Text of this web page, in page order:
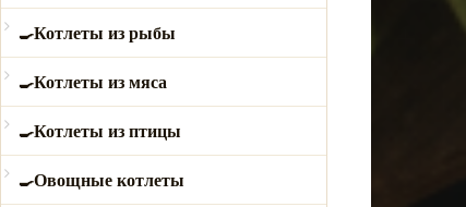
Котлеты из рыбы
Котлеты из мяса
Котлеты из птицы
Овощные котлеты